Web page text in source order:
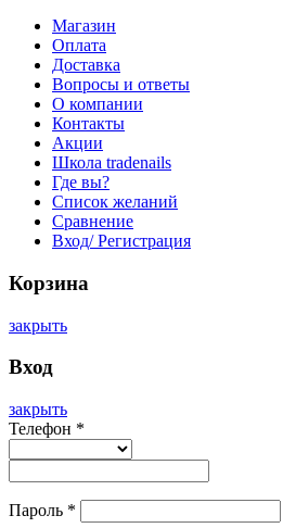
Магазин
Оплата
Доставка
Вопросы и ответы
О компании
Контакты
Акции
Школа tradenails
Где вы?
Список желаний
Сравнение
Вход/ Регистрация
Корзина
закрыть
Вход
закрыть
Телефон *
Пароль *